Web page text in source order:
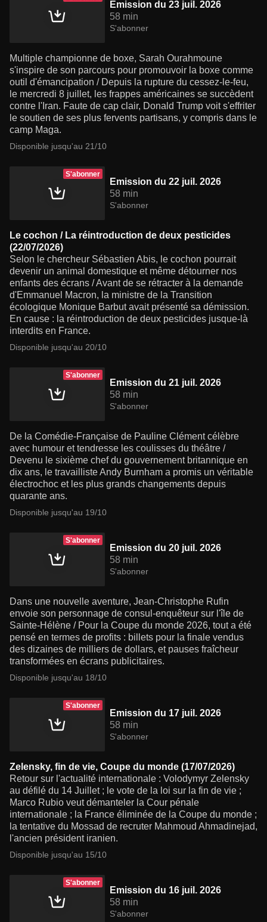
Emission du 23 juil. 2026
58 min
S'abonner
Multiple championne de boxe, Sarah Ourahmoune
s'inspire de son parcours pour promouvoir la boxe comme
outil d'émancipation / Depuis la rupture du cessez-le-feu,
le mercredi 8 juillet, les frappes américaines se succèdent
contre l'Iran. Faute de cap clair, Donald Trump voit s'effriter
le soutien de ses plus fervents partisans, y compris dans le
camp Maga.
Disponible jusqu'au 21/10
S'abonner
Emission du 22 juil. 2026
58 min
S'abonner
Le cochon / La réintroduction de deux pesticides
(22/07/2026)
Selon le chercheur Sébastien Abis, le cochon pourrait
devenir un animal domestique et même détourner nos
enfants des écrans / Avant de se rétracter à la demande
d'Emmanuel Macron, la ministre de la Transition
écologique Monique Barbut avait présenté sa démission.
En cause : la réintroduction de deux pesticides jusque-là
interdits en France.
Disponible jusqu'au 20/10
S'abonner
Emission du 21 juil. 2026
58 min
S'abonner
De la Comédie-Française de Pauline Clément célèbre
avec humour et tendresse les coulisses du théâtre /
Devenu le sixième chef du gouvernement britannique en
dix ans, le travailliste Andy Burnham a promis un véritable
électrochoc et les plus grands changements depuis
quarante ans.
Disponible jusqu'au 19/10
S'abonner
Emission du 20 juil. 2026
58 min
S'abonner
Dans une nouvelle aventure, Jean-Christophe Rufin
envoie son personnage de consul-enquêteur sur l'île de
Sainte-Hélène / Pour la Coupe du monde 2026, tout a été
pensé en termes de profits : billets pour la finale vendus
des dizaines de milliers de dollars, et pauses fraîcheur
transformées en écrans publicitaires.
Disponible jusqu'au 18/10
S'abonner
Emission du 17 juil. 2026
58 min
S'abonner
Zelensky, fin de vie, Coupe du monde (17/07/2026)
Retour sur l'actualité internationale : Volodymyr Zelensky
au défilé du 14 Juillet ; le vote de la loi sur la fin de vie ;
Marco Rubio veut démanteler la Cour pénale
internationale ; la France éliminée de la Coupe du monde ;
la tentative du Mossad de recruter Mahmoud Ahmadinejad,
l'ancien président iranien.
Disponible jusqu'au 15/10
S'abonner
Emission du 16 juil. 2026
58 min
S'abonner